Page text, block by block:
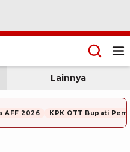
Lainnya
AFF 2026 KPK OTT Bupati